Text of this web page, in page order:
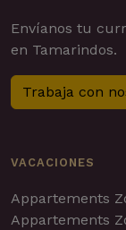
Envíanos tu
en Tamarindos.
Trabaja con
VACACIONES
Appartements
Appartements